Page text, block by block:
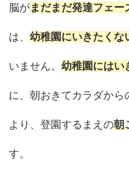
脳がまだまだ発達フェ
は、 幼稚園にいきたくな
いません。 幼稚園にはい
に、朝おきてカラダから
より、登園するまえの朝
す。